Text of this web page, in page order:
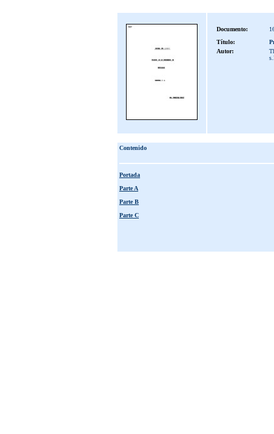
Documento:
Título:
Autor:
Contenido
Portada
Parte A
Parte B
Parte C